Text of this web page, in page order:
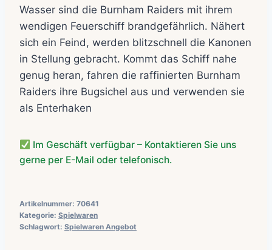
Wasser sind die Burnham Raiders mit ihrem
wendigen Feuerschiff brandgefährlich. Nähert
sich ein Feind, werden blitzschnell die Kanonen
in Stellung gebracht. Kommt das Schiff nahe
genug heran, fahren die raffinierten Burnham
Raiders ihre Bugsichel aus und verwenden sie
als Enterhaken
Im Geschäft verfügbar – Kontaktieren Sie uns
gerne per E-Mail oder telefonisch.
Artikelnummer: 70641
Kategorie: Spielwaren
Schlagwort: Spielwaren Angebot